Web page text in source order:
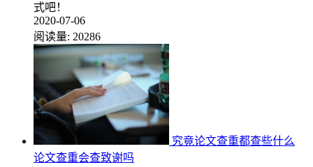
式吧！
2020-07-06
阅读量: 20286
究竟论文查重都查些什么
论文查重会查致谢吗